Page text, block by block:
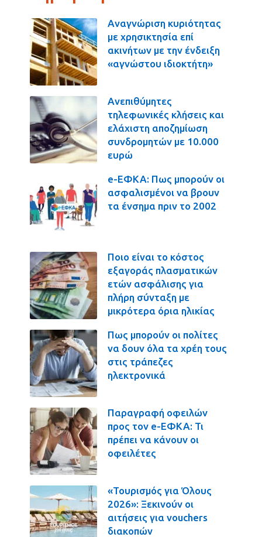
Αναγνώριση κυριότητας
με χρησικτησία επί
ακινήτων με την ένδειξη
«αγνώστου ιδιοκτήτη»
Ανεπιθύμητες
τηλεφωνικές κλήσεις και
ελάχιστη αποζημίωση
συνδρομητών με 10.000
ευρώ
e-ΕΦΚΑ: Πως μπορούν οι
ασφαλισμένοι να βρουν
τα ένσημα πριν το 2002
Ποιο είναι το κόστος
εξαγοράς πλασματικών
ετών ασφάλισης για
πλήρη σύνταξη με
μικρότερα όρια ηλικίας
Πως μπορούν οι πολίτες
να δουν όλα τα χρέη τους
στις τράπεζες
ηλεκτρονικά
Παραγραφή οφειλών
προς τον e-ΕΦΚΑ: Τι
πρέπει να κάνουν οι
οφειλέτες
«Τουρισμός για Όλους
2026»: Ξεκινούν οι
αιτήσεις για vouchers
διακοπών